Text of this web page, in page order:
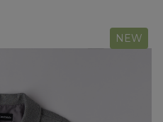
NEW